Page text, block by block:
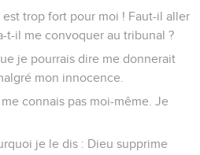
trop fort pour moi ! Faut-il aller
t-il me convoquer au tribunal ?
je pourrais dire me donnerait
mon innocence.
connais pas moi-même. Je
je le dis : Dieu supprime